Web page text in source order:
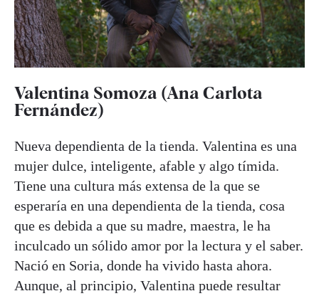
Valentina Somoza (Ana Carlota
Fernández)
Nueva dependienta de la tienda. Valentina es una
mujer dulce, inteligente, afable y algo tímida.
Tiene una cultura más extensa de la que se
esperaría en una dependienta de la tienda, cosa
que es debida a que su madre, maestra, le ha
inculcado un sólido amor por la lectura y el saber.
Nació en Soria, donde ha vivido hasta ahora.
Aunque, al principio, Valentina puede resultar